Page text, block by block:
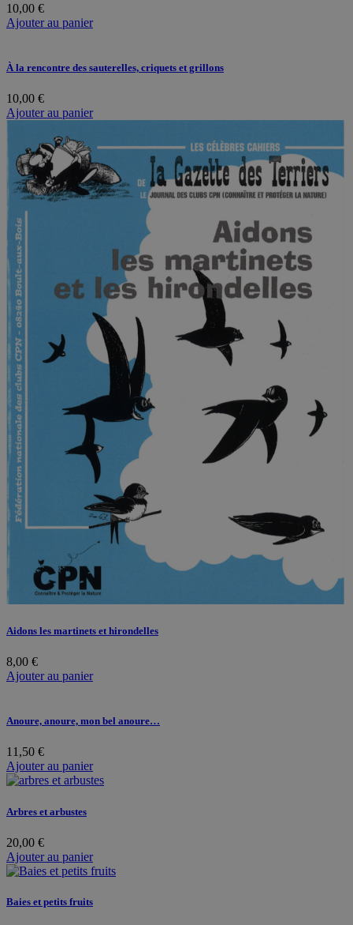
10,00 €
Ajouter au panier
À la rencontre des sauterelles, criquets et grillons
10,00 €
Ajouter au panier
Aidons les martinets et hirondelles
8,00 €
Ajouter au panier
Anoure, anoure, mon bel anoure…
11,50 €
Ajouter au panier
Arbres et arbustes
20,00 €
Ajouter au panier
Baies et petits fruits